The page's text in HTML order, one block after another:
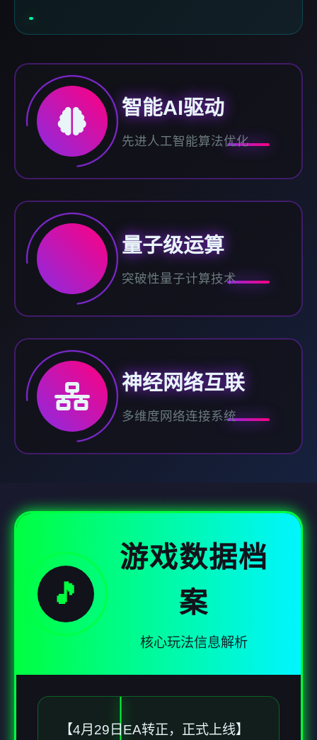
智能AI驱动
先进人工智能算法优化
量子级运算
突破性量子计算技术
神经网络互联
多维度网络连接系统
🎵
游戏数据档
案
核心玩法信息解析
【4月29日EA转正，正式上线】